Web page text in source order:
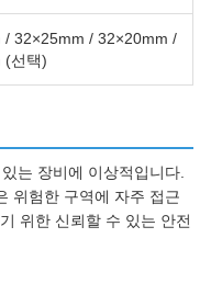
32×25mm / 32×20mm /
(선택)
는 장비에 이상적입니다.
위험한 구역에 자주 접근
위한 신뢰할 수 있는 안전